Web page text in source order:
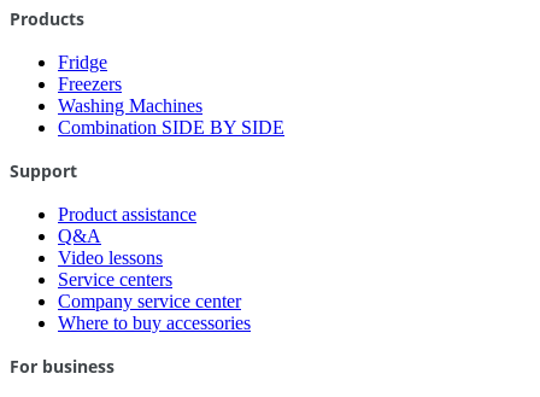
Products
Fridge
Freezers
Washing Machines
Combination SIDE BY SIDE
Support
Product assistance
Q&A
Video lessons
Service centers
Company service center
Where to buy accessories
For business